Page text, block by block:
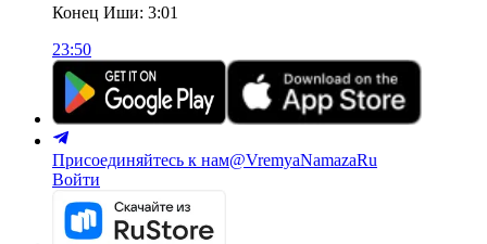
Конец Иши: 3:01
23:50
Присоединяйтесь к нам@VremyaNamazaRu
Войти